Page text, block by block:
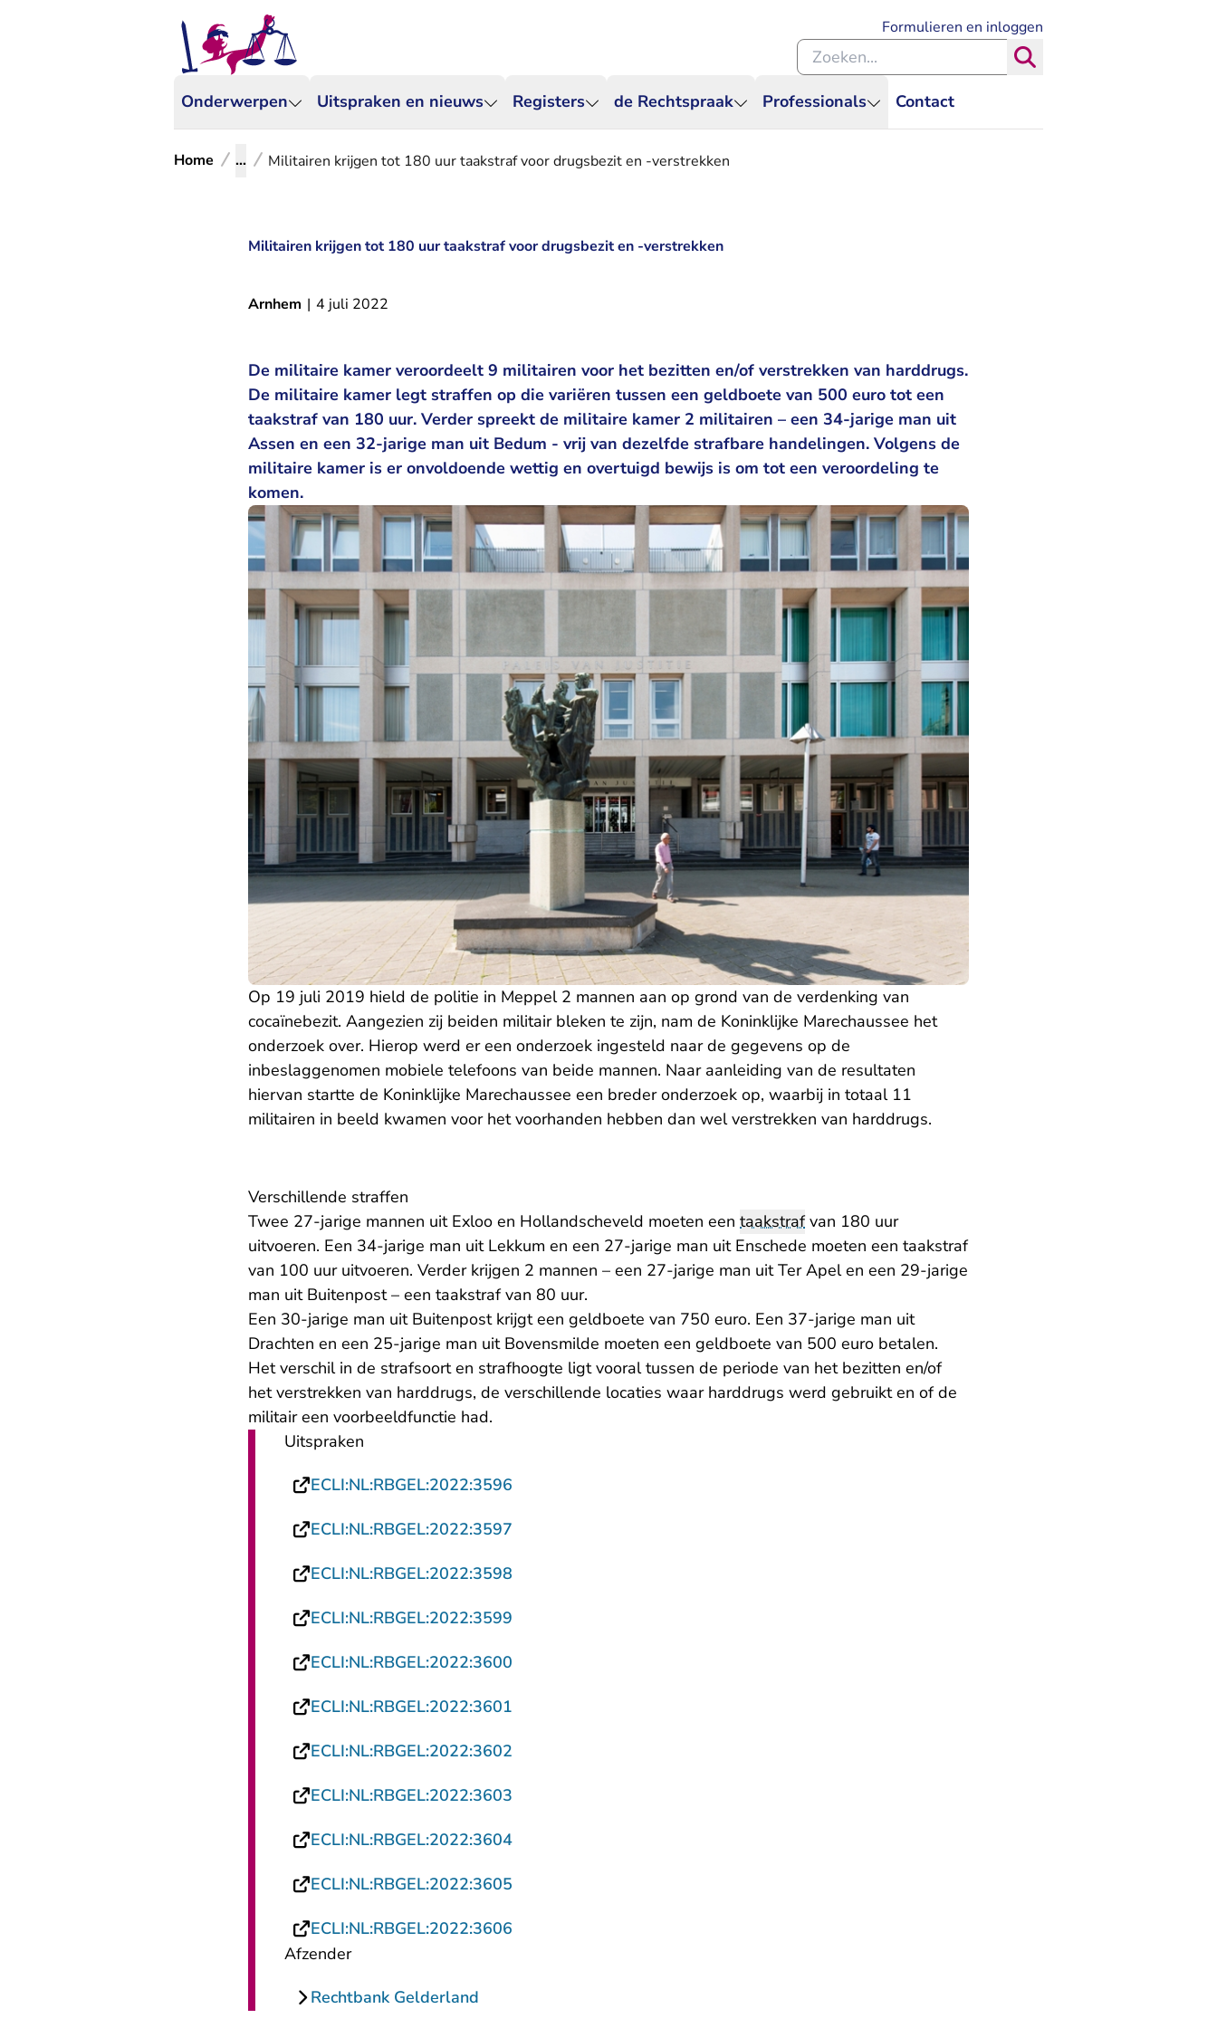
Onderwerpen Uitspraken en nieuws Registers de Rechtspraak Professionals Contact
Formulieren en inloggen
Zoeken binnen de Rechtspraak
Home ... Militairen krijgen tot 180 uur taakstraf voor drugsbezit en -verstrekken
Militairen krijgen tot 180 uur taakstraf voor drugsbezit en -verstrekken
Arnhem | 4 juli 2022
De militaire kamer veroordeelt 9 militairen voor het bezitten en/of verstrekken van harddrugs.
De militaire kamer legt straffen op die variëren tussen een geldboete van 500 euro tot een
taakstraf van 180 uur. Verder spreekt de militaire kamer 2 militairen – een 34-jarige man uit
Assen en een 32-jarige man uit Bedum - vrij van dezelfde strafbare handelingen. Volgens de
militaire kamer is er onvoldoende wettig en overtuigd bewijs is om tot een veroordeling te
komen.
Op 19 juli 2019 hield de politie in Meppel 2 mannen aan op grond van de verdenking van
cocaïnebezit. Aangezien zij beiden militair bleken te zijn, nam de Koninklijke Marechaussee het
onderzoek over. Hierop werd er een onderzoek ingesteld naar de gegevens op de
inbeslaggenomen mobiele telefoons van beide mannen. Naar aanleiding van de resultaten
hiervan startte de Koninklijke Marechaussee een breder onderzoek op, waarbij in totaal 11
militairen in beeld kwamen voor het voorhanden hebben dan wel verstrekken van harddrugs.
Verschillende straffen
Twee 27-jarige mannen uit Exloo en Hollandscheveld moeten een taakstrafvan 180 uur
uitvoeren. Een 34-jarige man uit Lekkum en een 27-jarige man uit Enschede moeten een taakstraf
van 100 uur uitvoeren. Verder krijgen 2 mannen – een 27-jarige man uit Ter Apel en een 29-jarige
man uit Buitenpost – een taakstraf van 80 uur.
Een 30-jarige man uit Buitenpost krijgt een geldboete van 750 euro. Een 37-jarige man uit
Drachten en een 25-jarige man uit Bovensmilde moeten een geldboete van 500 euro betalen.
Het verschil in de strafsoort en strafhoogte ligt vooral tussen de periode van het bezitten en/of
het verstrekken van harddrugs, de verschillende locaties waar harddrugs werd gebruikt en of de
militair een voorbeeldfunctie had.
Uitspraken
ECLI:NL:RBGEL:2022:3596
ECLI:NL:RBGEL:2022:3597
ECLI:NL:RBGEL:2022:3598
ECLI:NL:RBGEL:2022:3599
ECLI:NL:RBGEL:2022:3600
ECLI:NL:RBGEL:2022:3601
ECLI:NL:RBGEL:2022:3602
ECLI:NL:RBGEL:2022:3603
ECLI:NL:RBGEL:2022:3604- U verlaat Rechtspraak.nl
ECLI:NL:RBGEL:2022:3605
ECLI:NL:RBGEL:2022:3606
Afzender
Rechtbank Gelderland